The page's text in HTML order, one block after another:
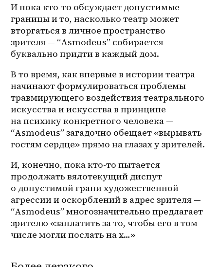
И пока кто-то обсуждает допустимые
границы и то, насколько театр может
вторгаться в личное пространство
зрителя — “Asmodeus” собирается
буквально придти в каждый дом.
В то время, как впервые в истории театра
начинают формулироваться проблемы
травмирующего воздействия театрального
искусства и искусства в принципе
на психику конкретного человека —
“Asmodeus” загадочно обещает «вырывать
гостям сердце» прямо на глазах у зрителей.
И, конечно, пока кто-то пытается
продолжать вялотекущий диспут
о допустимой грани художественной
агрессии и оскорблений в адрес зрителя —
“Asmodeus” многозначительно предлагает
зрителю «заплатить за то, чтобы его в том
числе могли послать на х…»